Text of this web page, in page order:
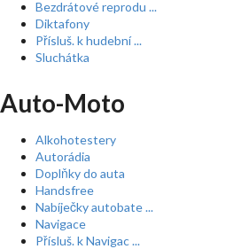
Bezdrátové reprodu ...
Diktafony
Přísluš. k hudební ...
Sluchátka
Auto-Moto
Alkohotestery
Autorádia
Doplňky do auta
Handsfree
Nabíječky autobate ...
Navigace
Přísluš. k Navigac ...